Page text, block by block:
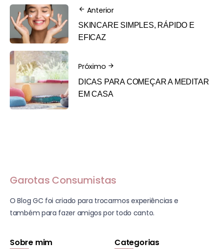
Anterior
SKINCARE SIMPLES, RÁPIDO E
EFICAZ
Próximo
DICAS PARA COMEÇAR A MEDITAR
EM CASA
Garotas Consumistas
O Blog GC foi criado para trocarmos experiências e
também para fazer amigos por todo canto.
Sobre mim Categorias